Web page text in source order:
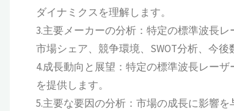
ダイナミクスを理解します。
3.主要メーカーの分析：特定の標準波長
市場シェア、競争環境、SWOT分析、今
4.成長動向と展望：特定の標準波長レー
を提供します。
5.主要な要因の分析：市場の成長に影響